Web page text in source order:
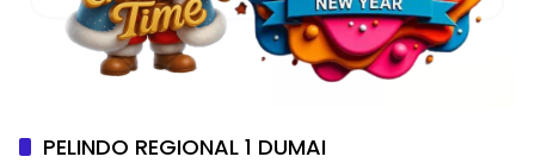
PELINDO REGIONAL 1 DUMAI